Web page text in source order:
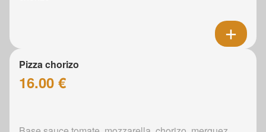
Pizza chorizo
16.00 €